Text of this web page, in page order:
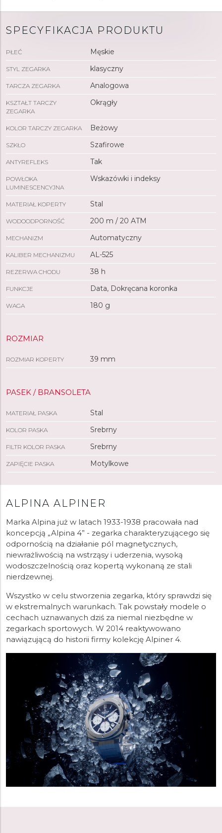
SPECYFIKACJA PRODUKTU
PŁEĆ Męskie
STYL ZEGARKA klasyczny
TARCZA ZEGARKA Analogowa
KSZTAŁT TARCZY
ZEGARKA
Okrągły
KOLOR TARCZY ZEGARKA Beżowy
SZKŁO Szafirowe
ANTYREFLEKS Tak
POWŁOKA
LUMINESCENCYJNA
Wskazówki i indeksy
MATERIAŁ KOPERTY Stal
WODOODPORNOŚĆ 200 m / 20 ATM
MECHANIZM Automatyczny
KALIBER MECHANIZMU AL-525
REZERWA CHODU 38 h
FUNKCJE Data, Dokręcana koronka
WAGA 180 g
ROZMIAR
ROZMIAR KOPERTY 39 mm
PASEK / BRANSOLETA
MATERIAŁ PASKA Stal
KOLOR PASKA Srebrny
FILTR KOLOR PASKA Srebrny
ZAPIĘCIE PASKA Motylkowe
ALPINA ALPINER
Marka Alpina już w latach 1933-1938 pracowała nad
koncepcją „Alpina 4” - zegarka charakteryzującego się
odpornością na działanie pól magnetycznych,
niewrażliwością na wstrząsy i uderzenia, wysoką
wodoszczelnością oraz kopertą wykonaną ze stali
nierdzewnej.
Wszystko w celu stworzenia zegarka, który sprawdzi się
w ekstremalnych warunkach. Tak powstały modele o
cechach uznawanych dziś za niemal niezbędne w
zegarkach sportowych. W 2014 reaktywowano
nawiązującą do historii firmy kolekcję Alpiner 4.